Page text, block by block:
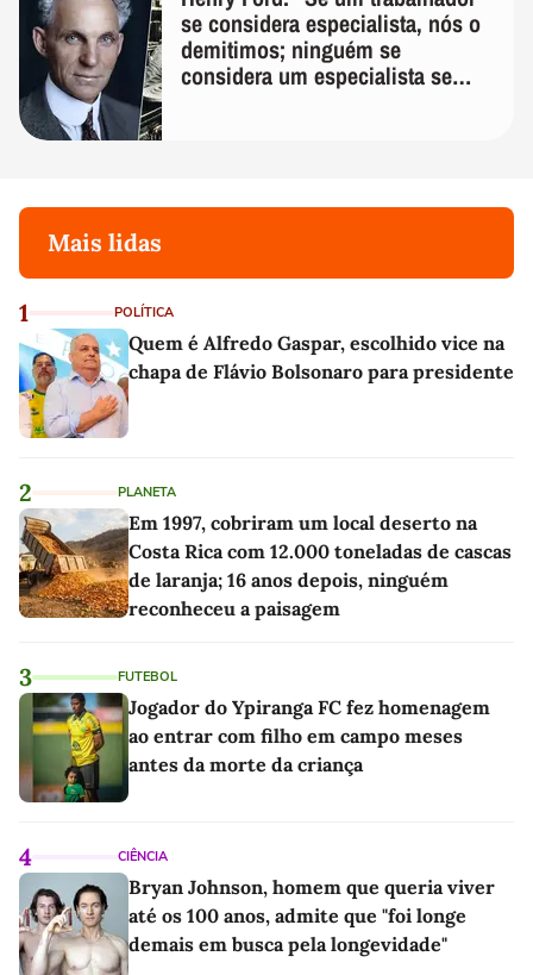
se considera especialista, nós o
demitimos; ninguém se
considera um especialista se
Mais lidas
1 POLÍTICA
Quem é Alfredo Gaspar, escolhido vice na
chapa de Flávio Bolsonaro para presidente
2 PLANETA
Em 1997, cobriram um local deserto na
Costa Rica com 12.000 toneladas de cascas
de laranja; 16 anos depois, ninguém
reconheceu a paisagem
3 FUTEBOL
Jogador do Ypiranga FC fez homenagem
ao entrar com filho em campo meses
antes da morte da criança
4 CIÊNCIA
Bryan Johnson, homem que queria viver
até os 100 anos, admite que "foi longe
demais em busca pela longevidade"